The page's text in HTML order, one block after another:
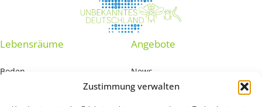
Zustimmung verwalten
Lebensräume
Boden
Angebote
News
Interaktive Karte